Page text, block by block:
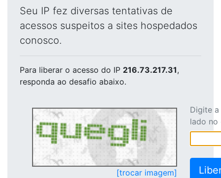
Seu IP fez diversas tentativas de
acessos suspeitos a sites hospedados
conosco.
Para liberar o acesso do IP 216.73.217.31,
responda ao desafio abaixo.
[trocar imagem]
Digite
lado no